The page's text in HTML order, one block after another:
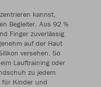
kannst,
Begleiter. Aus 92 %
Finger zuverlässig
auf der Haut
versehen. So
Lauftraining oder
zu jedem
für Kinder und